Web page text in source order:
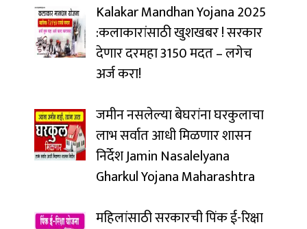
Kalakar Mandhan Yojana 2025
:कलाकारांसाठी खुशखबर ! सरकार
देणार दरमहा ₹3150 मदत – लगेच
अर्ज करा!
जमीन नसलेल्या बेघरांना घरकुलाचा
लाभ सर्वात आधी मिळणार शासन
निर्देश Jamin Nasalelyana
Gharkul Yojana Maharashtra
महिलांसाठी सरकारची पिंक ई-रिक्षा